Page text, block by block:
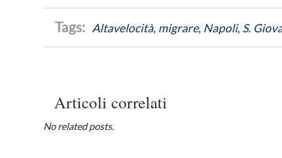
Altavelocità, migrare, Napoli, S.
Articoli correlati
No related posts.